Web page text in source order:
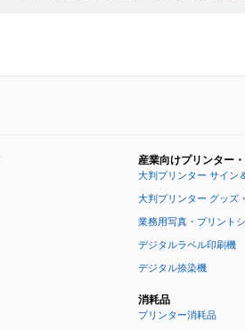
産業向けプリンター
大判プリンター サイン
大判プリンター グッズ
業務用写真・プリント
デジタルラベル印刷機
デジタル捺染機
消耗品
プリンター消耗品